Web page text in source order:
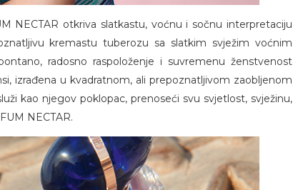
NECTAR otkriva slatkastu, voćnu i sočnu interpretaciju
kremastu tuberozu sa slatkim svježim voćnim
radosno raspoloženje i suvremenu ženstvenost
izrađena u kvadratnom, ali prepoznatljivom zaobljenom
kao njegov poklopac, prenoseći svu svjetlost, svježinu,
NECTAR.